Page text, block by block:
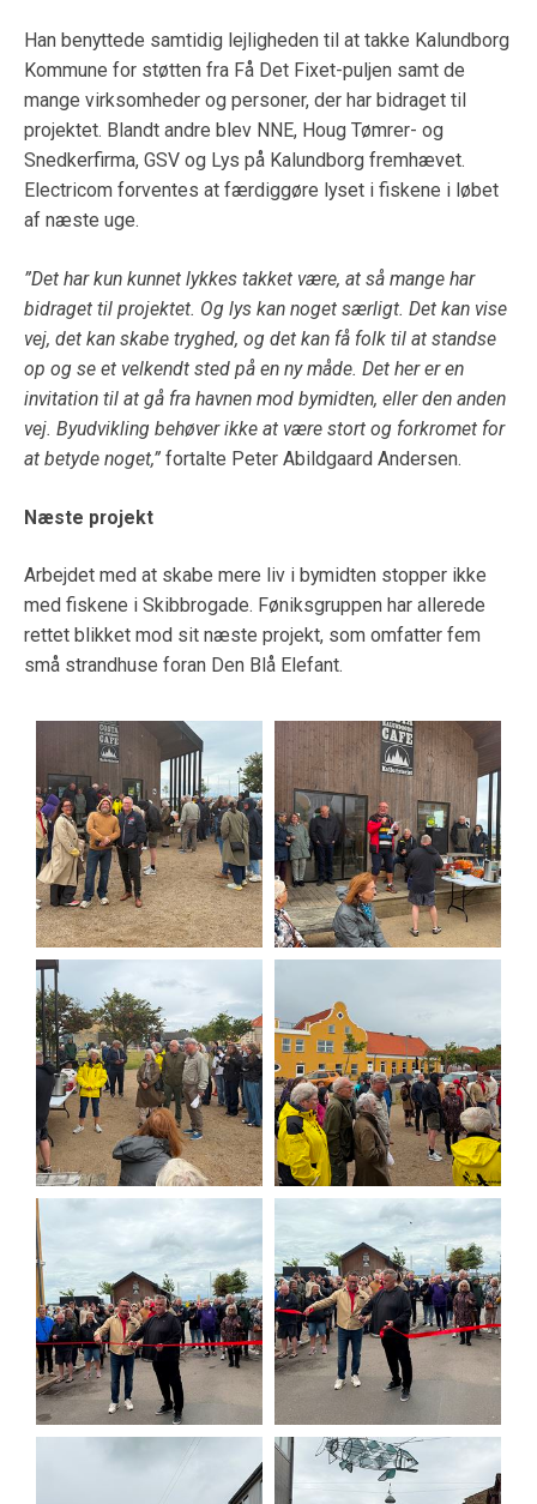
Han benyttede samtidig lejligheden til at takke Kalundborg
Kommune for støtten fra Få Det Fixet-puljen samt de
mange virksomheder og personer, der har bidraget til
projektet. Blandt andre blev NNE, Houg Tømrer- og
Snedkerfirma, GSV og Lys på Kalundborg fremhævet.
Electricom forventes at færdiggøre lyset i fiskene i løbet
af næste uge.
”Det har kun kunnet lykkes takket være, at så mange har
bidraget til projektet. Og lys kan noget særligt. Det kan vise
vej, det kan skabe tryghed, og det kan få folk til at standse
op og se et velkendt sted på en ny måde. Det her er en
invitation til at gå fra havnen mod bymidten, eller den anden
vej. Byudvikling behøver ikke at være stort og forkromet for
at betyde noget,” fortalte Peter Abildgaard Andersen.
Næste projekt
Arbejdet med at skabe mere liv i bymidten stopper ikke
med fiskene i Skibbrogade. Føniksgruppen har allerede
rettet blikket mod sit næste projekt, som omfatter fem
små strandhuse foran Den Blå Elefant.